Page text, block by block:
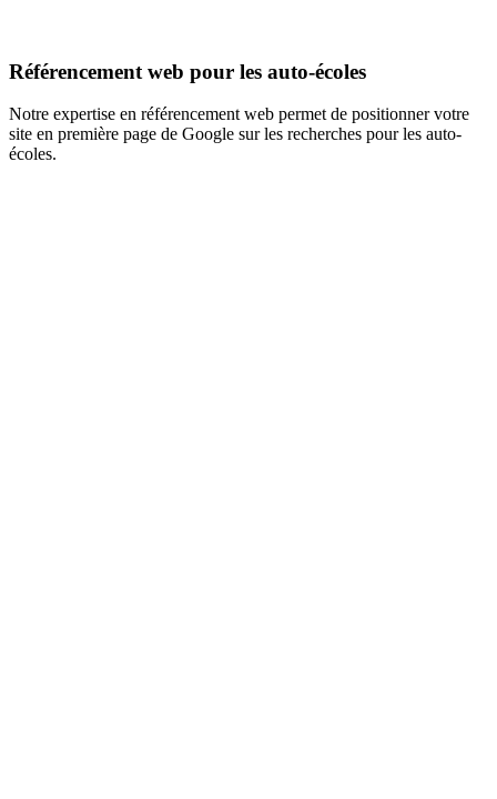
Référencement web pour les auto-écoles
Notre expertise en référencement web permet de positionner votre
site en première page de Google sur les recherches pour les auto-
écoles.